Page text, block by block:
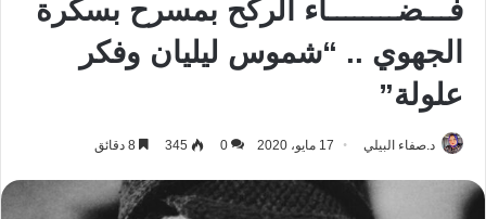
فـــضــــــــاء الركح بمسرح بسكرة
الجهوي .. “شموس ليليان وفكر
علولة”
د.صفاء البيلي 17 مايو، 2020 0
345